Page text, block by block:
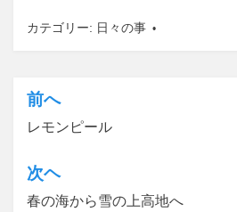
カテゴリー: 日々の事
投
稿
ナ
ビ
前へ
レモンピール
次ヘ
春の海から雪の上高地へ